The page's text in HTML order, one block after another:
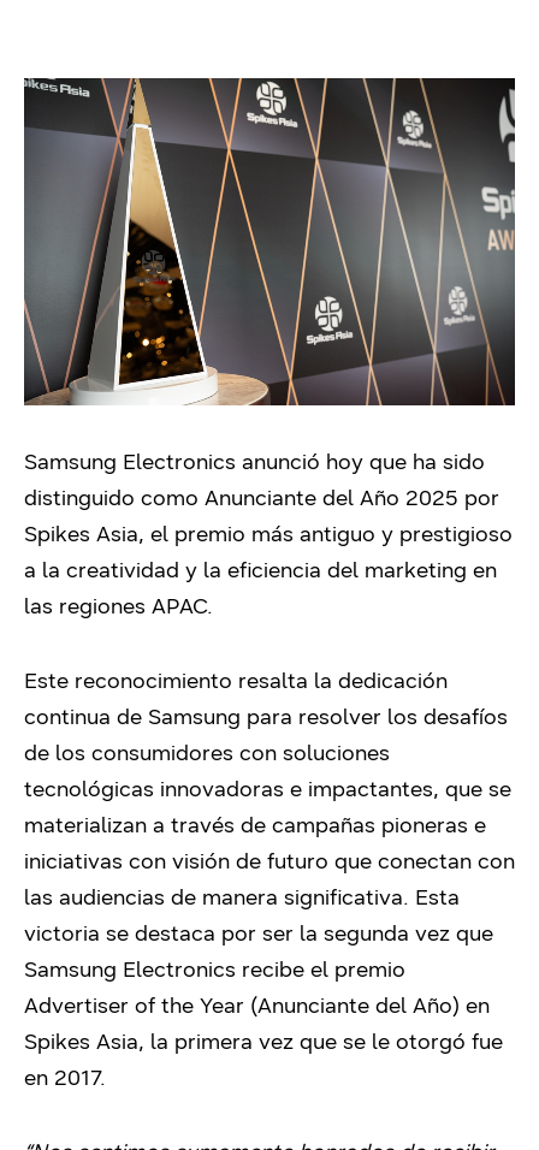
Samsung Electronics anunció hoy que ha sido
distinguido como Anunciante del Año 2025 por
Spikes Asia, el premio más antiguo y prestigioso
a la creatividad y la eficiencia del marketing en
las regiones APAC.
Este reconocimiento resalta la dedicación
continua de Samsung para resolver los desafíos
de los consumidores con soluciones
tecnológicas innovadoras e impactantes, que se
materializan a través de campañas pioneras e
iniciativas con visión de futuro que conectan con
las audiencias de manera significativa. Esta
victoria se destaca por ser la segunda vez que
Samsung Electronics recibe el premio
Advertiser of the Year (Anunciante del Año) en
Spikes Asia, la primera vez que se le otorgó fue
en 2017.